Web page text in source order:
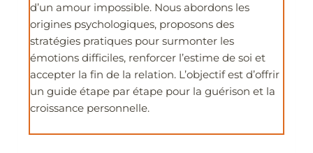
d’un amour impossible. Nous abordons les
origines psychologiques, proposons des
stratégies pratiques pour surmonter les
émotions difficiles, renforcer l’estime de soi et
accepter la fin de la relation. L’objectif est d’offrir
un guide étape par étape pour la guérison et la
croissance personnelle.